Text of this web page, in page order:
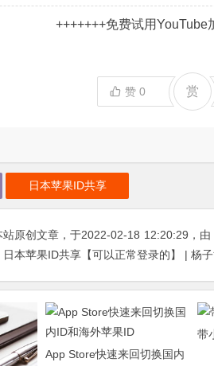
+++++++免费试用YouTube
赞 0 赏
日本苹果ID共享
站原创文章，于2022-02-18 12:20:29 ，由
日本苹果ID共享【可以正常登录的】 | 杨
App Store快速来回切换国内
带